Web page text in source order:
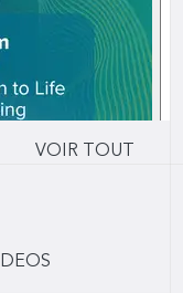
VOIR TOUT